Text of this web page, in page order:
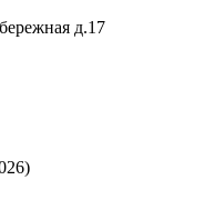
д.17